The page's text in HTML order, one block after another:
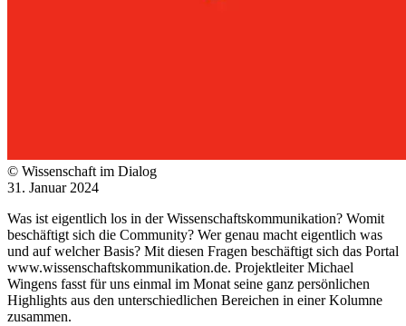
© Wissenschaft im Dialog
31. Januar 2024
Was ist eigentlich los in der Wissenschaftskommunikation? Womit
beschäftigt sich die Community? Wer genau macht eigentlich was
und auf welcher Basis? Mit diesen Fragen beschäftigt sich das Portal
www.wissenschaftskommunikation.de. Projektleiter Michael
Wingens fasst für uns einmal im Monat seine ganz persönlichen
Highlights aus den unterschiedlichen Bereichen in einer Kolumne
zusammen.